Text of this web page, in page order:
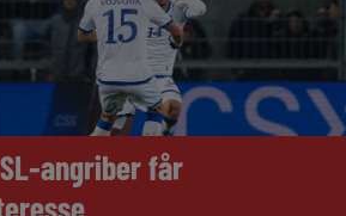
angriber får